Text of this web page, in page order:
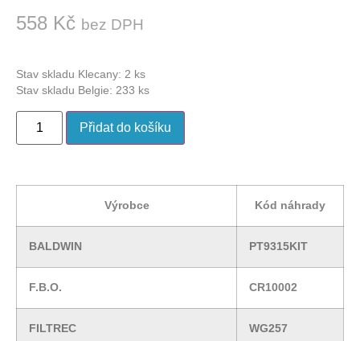
558 Kč bez DPH
Stav skladu Klecany: 2 ks
Stav skladu Belgie: 233 ks
Přidat do košíku
Výrobce Kód náhrady
BALDWIN PT9315KIT
F.B.O. CR10002
FILTREC WG257